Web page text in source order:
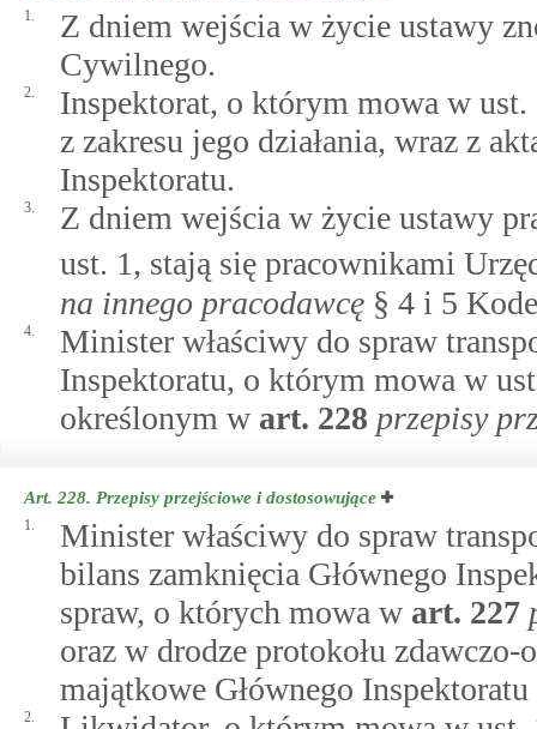
1.
Z dniem wejścia w życie ustawy
Cywilnego.
2.
Inspektorat, o którym mowa w
z zakresu jego działania, wraz z
Inspektoratu.
3.
Z dniem wejścia w życie ustawy
ust. 1, stają się pracownikami
na innego pracodawcę § 4 i 5
4.
Minister właściwy do spraw
Inspektoratu, o którym mowa w
określonym w art. 228 przepisy
Art. 228. Przepisy przejściowe i dostosowujące
1.
Minister właściwy do spraw
bilans zamknięcia Głównego
spraw, o których mowa w art. 227
oraz w drodze protokołu
majątkowe Głównego
2.